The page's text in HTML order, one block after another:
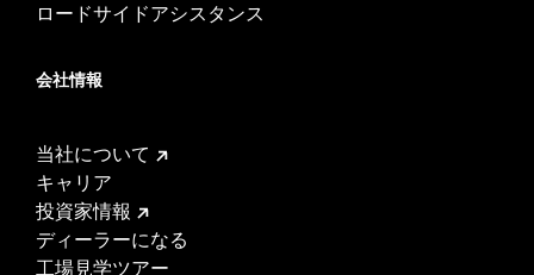
ロードサイドアシスタンス
会社情報
当社について
キャリア
投資家情報
ディーラーになる
工場見学ツアー